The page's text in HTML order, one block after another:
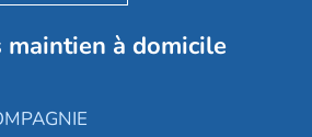
maintien à domicile